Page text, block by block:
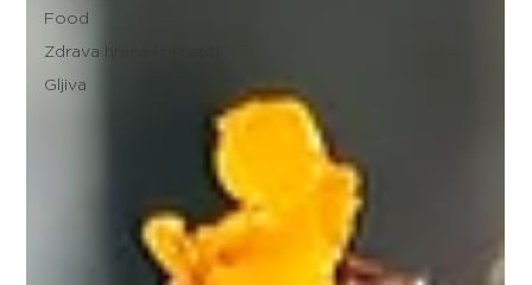
Food
Zdrava hrana i recepti
Gljiva